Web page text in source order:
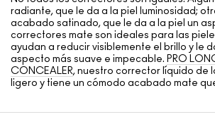
radiante, que le da a la piel luminosidad;
acabado satinado, que le da a la piel un
correctores mate son ideales para las
ayudan a reducir visiblemente el brillo y le
aspecto más suave e impecable. PRO
CONCEALER, nuestro corrector líquido de
ligero y tiene un cómodo acabado mate